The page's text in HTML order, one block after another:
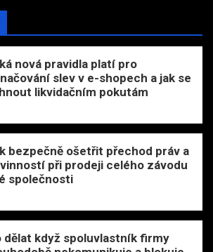
nová pravidla platí pro
slev v e-shopech a jak se
likvidačním pokutám
bezpečně ošetřit přechod práv a
při prodeji celého závodu
společnosti
dělat když spoluvlastník firmy